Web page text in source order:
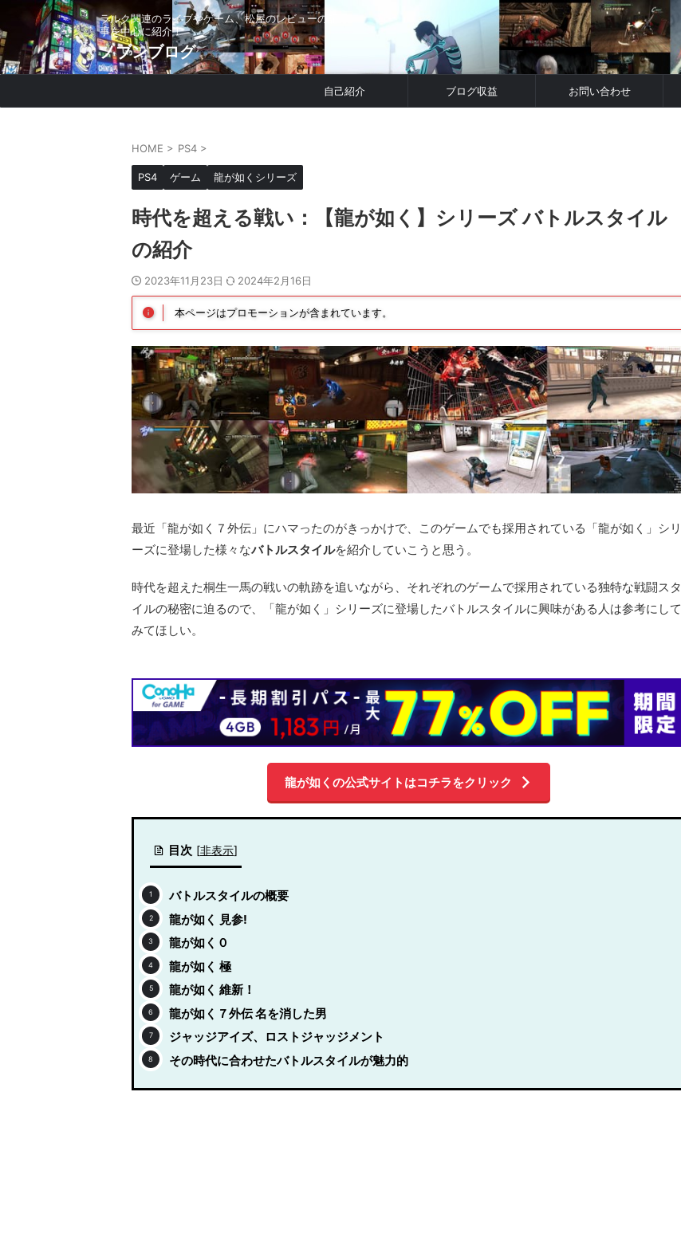
ラルク関連のライブやゲーム、松屋のレビューの記
事を中心に紹介！
ノブンブログ
自己紹介 ブログ収益 お問い合わせ
HOME > PS4 >
PS4 ゲーム 龍が如くシリーズ
時代を超える戦い：【龍が如く】シリーズ バトルスタイル
の紹介
2023年11月23日 2024年2月16日
本ページはプロモーションが含まれています。
最近「龍が如く７外伝」にハマったのがきっかけで、このゲームでも採用されている「龍が如く」シリ
ーズに登場した様々なバトルスタイルを紹介していこうと思う。
時代を超えた桐生一馬の戦いの軌跡を追いながら、それぞれのゲームで採用されている独特な戦闘スタ
イルの秘密に迫るので、「龍が如く」シリーズに登場したバトルスタイルに興味がある人は参考にして
みてほしい。
龍が如くの公式サイトはコチラをクリック
目次 [非表示]
バトルスタイルの概要
龍が如く 見参!
龍が如く０
龍が如く 極
龍が如く 維新！
龍が如く７外伝 名を消した男
ジャッジアイズ、ロストジャッジメント
その時代に合わせたバトルスタイルが魅力的